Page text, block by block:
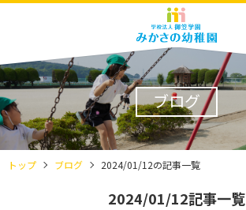
ブログ
トップ ブログ 2024/01/12の記事一覧
2024/01/12記事一覧